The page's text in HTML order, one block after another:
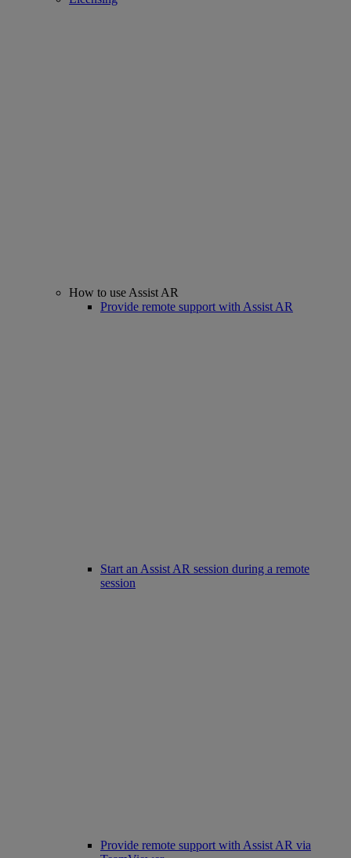
How to use Assist AR
Provide remote support with Assist AR
Start an Assist AR session during a remote
session
Provide remote support with Assist AR via